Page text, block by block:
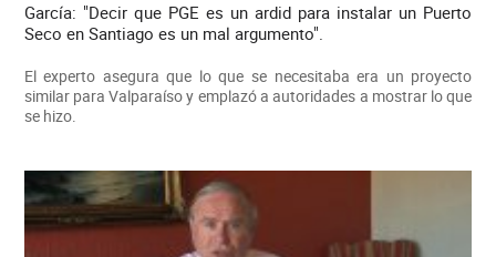
García: "Decir que PGE es un ardid para instalar un Puerto
Seco en Santiago es un mal argumento".
El experto asegura que lo que se necesitaba era un proyecto
similar para Valparaíso y emplazó a autoridades a mostrar lo que
se hizo.